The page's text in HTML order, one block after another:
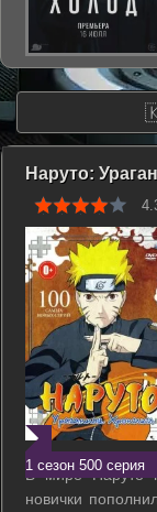
Наруто:
1 сезон 500 серия
В мире Наруто
новички